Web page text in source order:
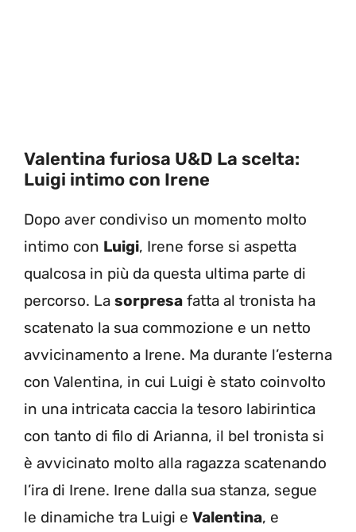
Valentina furiosa U&D La scelta:
Luigi intimo con Irene
Dopo aver condiviso un momento molto
intimo con Luigi, Irene forse si aspetta
qualcosa in più da questa ultima parte di
percorso. La sorpresa fatta al tronista ha
scatenato la sua commozione e un netto
avvicinamento a Irene. Ma durante l’esterna
con Valentina, in cui Luigi è stato coinvolto
in una intricata caccia la tesoro labirintica
con tanto di filo di Arianna, il bel tronista si
è avvicinato molto alla ragazza scatenando
l’ira di Irene. Irene dalla sua stanza, segue
le dinamiche tra Luigi e Valentina, e